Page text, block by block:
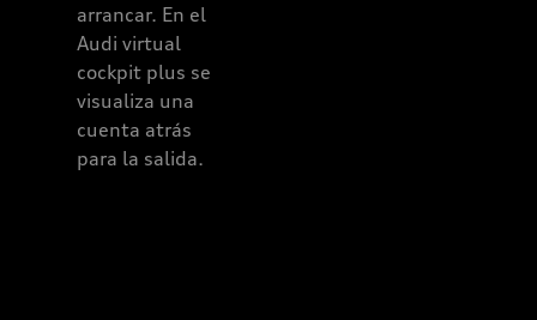
arrancar. En el
Audi virtual
cockpit plus se
visualiza una
cuenta atrás
para la salida.